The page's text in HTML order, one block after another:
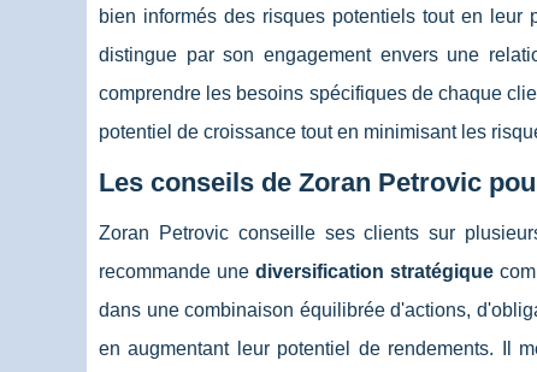
bien informés des risques potentiels tout en
distingue par son engagement envers une
comprendre les besoins spécifiques de chaque
potentiel de croissance tout en minimisant les
Les conseils de Zoran Petrovic
Zoran Petrovic conseille ses clients sur
recommande une diversification stratégique
dans une combinaison équilibrée d'actions,
en augmentant leur potentiel de rendements. Il